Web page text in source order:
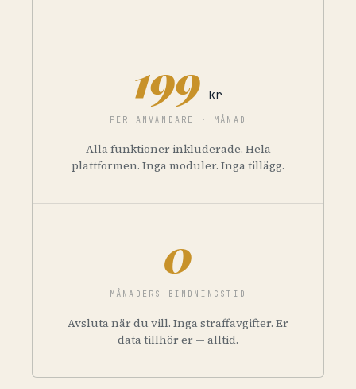
199 kr
PER ANVÄNDARE · MÅNAD
Alla funktioner inkluderade. Hela
plattformen. Inga moduler. Inga tillägg.
0
MÅNADERS BINDNINGSTID
Avsluta när du vill. Inga straffavgifter. Er
data tillhör er — alltid.